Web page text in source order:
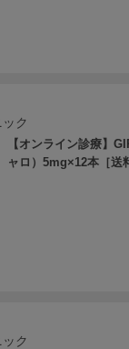
ク
【オンライン診療】
ャロ）5mg×12本［送
ク